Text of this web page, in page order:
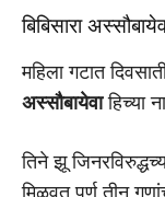
बिबिसारा
महिला गटात
अस्सौबायेवाहिच्या
तिने झू
मिळवत पूर्ण तीन